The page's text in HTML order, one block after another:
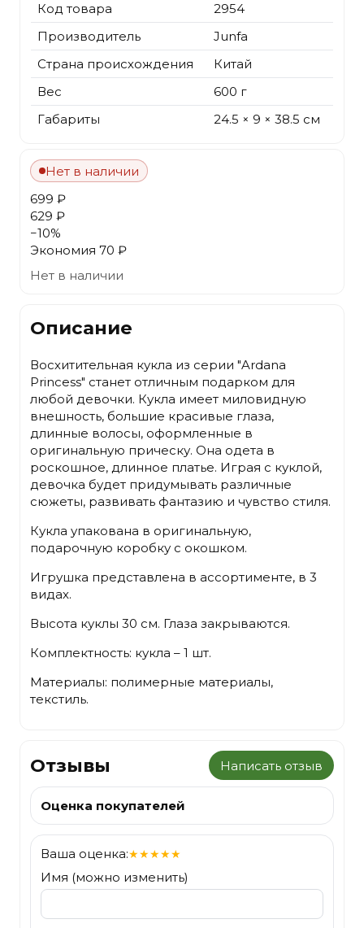
Код товара
2954
Производитель
Junfa
Страна происхождения
Китай
Вес
600 г
Габариты
24.5 × 9 × 38.5 см
Нет в наличии
699 ₽
629 ₽
−10%
Экономия 70 ₽
Нет в наличии
Описание
Восхитительная кукла из серии "Ardana
Princess" станет отличным подарком для
любой девочки. Кукла имеет миловидную
внешность, большие красивые глаза,
длинные волосы, оформленные в
оригинальную прическу. Она одета в
роскошное, длинное платье. Играя с куклой,
девочка будет придумывать различные
сюжеты, развивать фантазию и чувство стиля.
Кукла упакована в оригинальную,
подарочную коробку с окошком.
Игрушка представлена в ассортименте, в 3
видах.
Высота куклы 30 см. Глаза закрываются.
Комплектность: кукла – 1 шт.
Материалы: полимерные материалы,
текстиль.
Отзывы Написать отзыв
Оценка покупателей
Ваша оценка:★★★★★
Имя (можно изменить)